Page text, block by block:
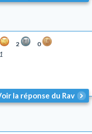
2 0
la réponse du Rav